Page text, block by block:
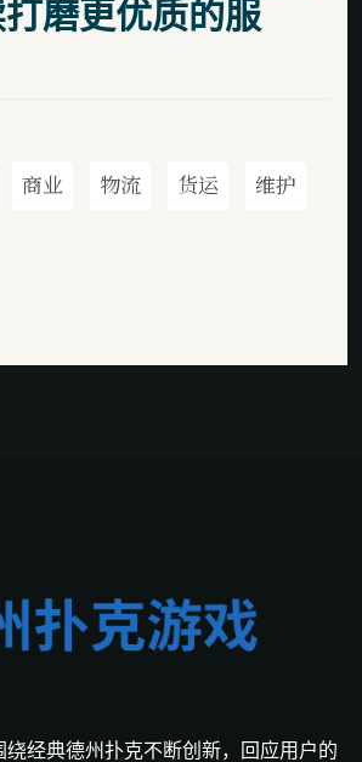
磨更优质的服
商业 物流 货运 维护
绕经典德州扑克不断创新，回应用户的